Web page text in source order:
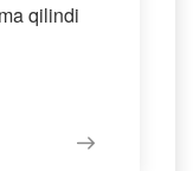
qilindi